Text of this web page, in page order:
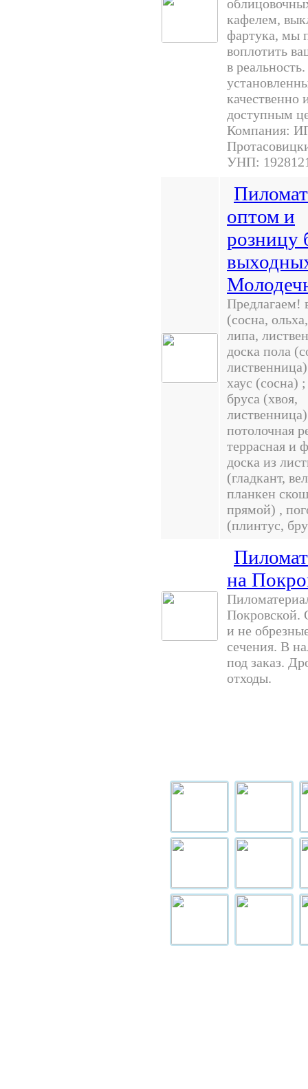
кафелем,
фартука, мы
воплотить
в
качественно
доступным
Компания:
УНП:
оптом и
розницу
Предлагаем!
(сосна,
липа,
доска пола
хаус (сосна)
бруса (хвоя,
потолочная
террасная и
доска из
(гладкант,
планкен
прямой) ,
(плинтус, бру
на
Покровской.
и не
сечения. В
под заказ.
отходы.